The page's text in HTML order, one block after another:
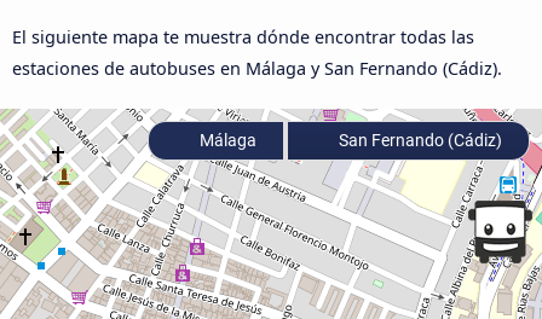
El siguiente mapa te muestra dónde encontrar todas las
estaciones de autobuses en Málaga y San Fernando (Cádiz).
Málaga San Fernando (Cádiz)